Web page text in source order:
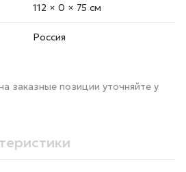
112 × 0 × 75 cм
Росcия
заказные позиции уточняйте у